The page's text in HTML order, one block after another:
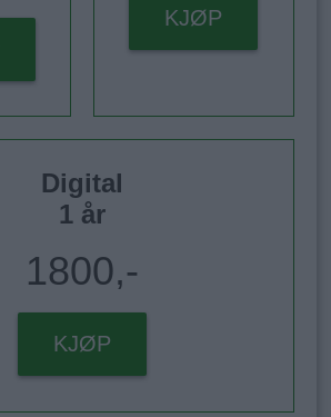
KJØP
Digital
1 år
1800,-
KJØP